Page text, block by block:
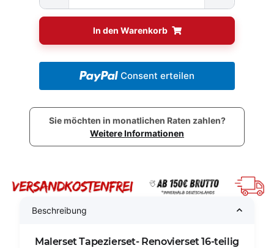
In den Warenkorb
Consent erteilen
Sie möchten in monatlichen Raten zahlen?
Weitere Informationen
Beschreibung
Malerset Tapezierset- Renovierset 16-teilig